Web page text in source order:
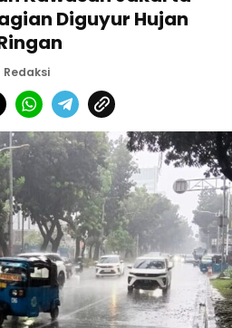
Diguyur Hujan
Redaksi